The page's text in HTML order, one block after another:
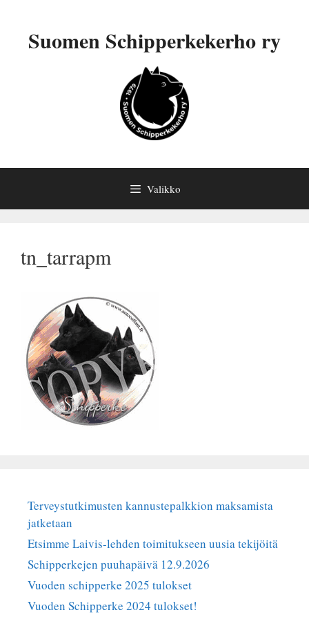
Suomen Schipperkekerho ry
Valikko
tn_tarrapm
Terveystutkimusten kannustepalkkion maksamista
jatketaan
Etsimme Laivis-lehden toimitukseen uusia tekijöitä
Schipperkejen puuhapäivä 12.9.2026
Vuoden schipperke 2025 tulokset
Vuoden Schipperke 2024 tulokset!